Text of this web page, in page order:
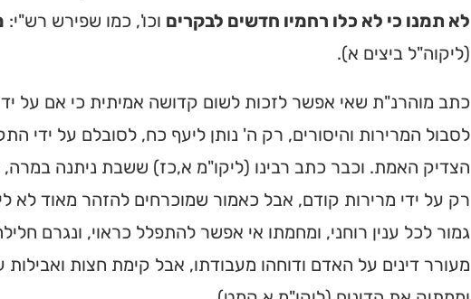
לא תמנו כי לא כלו רחמיו חדשים לבקרים וכו', כמו שפירש רש"י:
(ליקוה"ל ביצים א).
כתב מוהרנ"ת שאי אפשר לזכות לשום קדושה אמיתית כי אם על
לסבול המרירות והיסורים, רק ה' נותן ליעף כח, לסובלם על ידי
הצדיק האמת. וכבר כתב רבינו (ליקו"מ א,כז) ששבת ניתנה
רק על ידי מרירות קודם, אבל כאמור שמוכרחים להזהר מאוד לא
גמור לכל ענין רוחני, ומחמתו אי אפשר להתפלל כראוי, ונגרם
מעורר דינים על האדם ודוחהו מעבודתו, אבל קימת חצות ואבילות